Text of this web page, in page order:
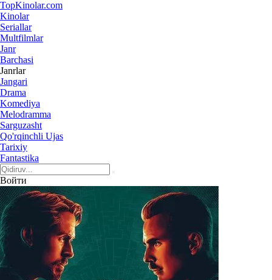
TopKinolar.com
Kinolar
Seriallar
Multfilmlar
Janr
Barchasi
Janrlar
Jangari
Drama
Komediya
Melodramma
Sarguzasht
Qo'rqinchli Ujas
Tarixiy
Fantastika
Войти